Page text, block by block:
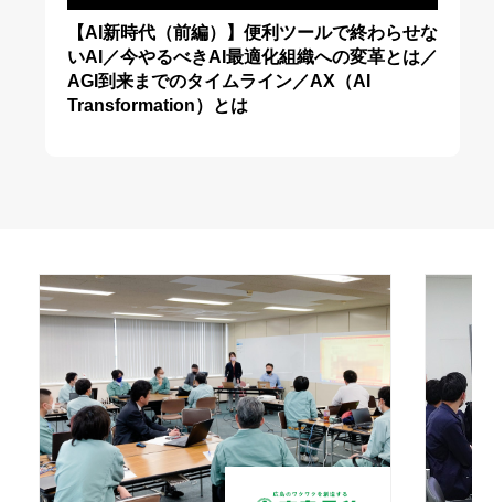
【AI新時代（前編）】便利ツールで終わらせな
いAI／今やるべきAI最適化組織への変革とは／
AGI到来までのタイムライン／AX（AI
Transformation）とは